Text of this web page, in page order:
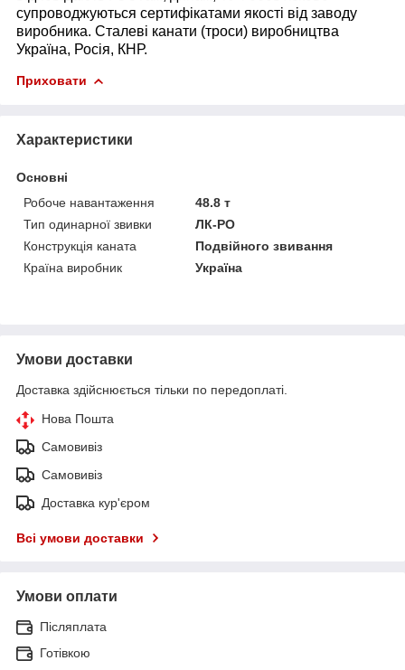
супроводжуються сертифікатами якості від заводу
виробника. Сталеві канати (троси) виробництва
Україна, Росія, КНР.
Приховати
Характеристики
Основні
Робоче навантаження
48.8 т
Тип одинарної звивки
ЛК-РО
Конструкція каната
Подвійного звивання
Країна виробник
Україна
Умови доставки
Доставка здійснюється тільки по передоплаті.
Нова Пошта
Самовивіз
Самовивіз
Доставка кур'єром
Всі умови доставки
Умови оплати
Післяплата
Готівкою